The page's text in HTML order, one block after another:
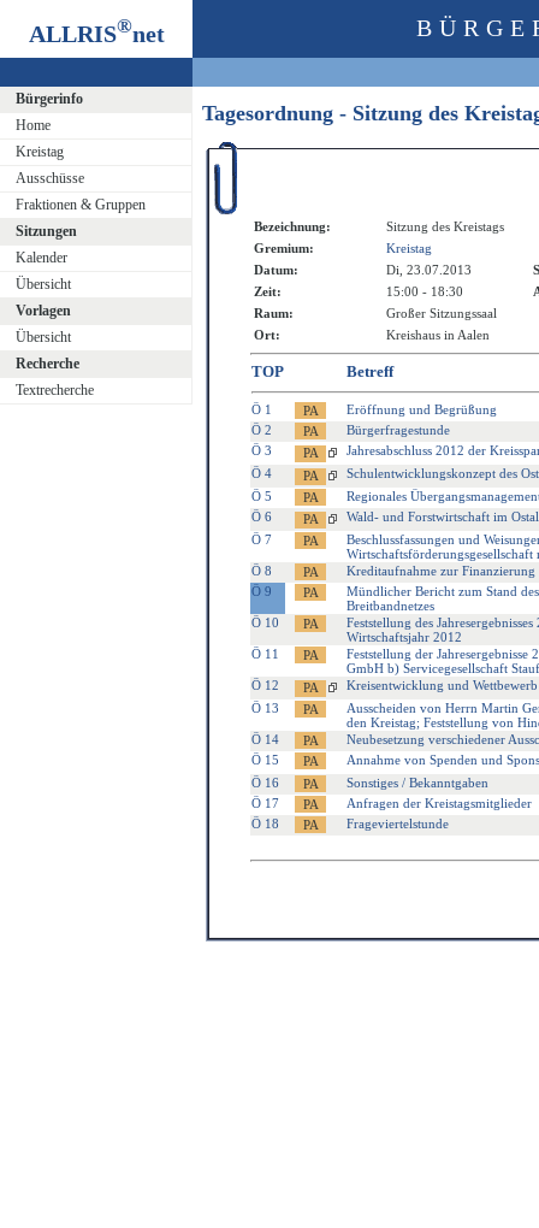
ALLRIS®net
Bürgerinfo
Home
Kreistag
Ausschüsse
Fraktionen & Gruppen
Sitzungen
Kalender
Übersicht
Vorlagen
Übersicht
Recherche
Textrecherche
Tagesordnung - Sitzung des
Bezeichnung:
Sitzung des Kreistags
Gremium:
Kreistag
Datum:
Di, 23.07.2013
Zeit:
15:00 - 18:30
Raum:
Großer Sitzungssaal
Ort:
Kreishaus in Aalen
TOP Betreff
Ö 1
Eröffnung und Begrüßung
Ö 2
Bürgerfragestunde
Ö 3
Jahresabschluss 2012 der
Ö 4
Schulentwicklungskonzept des
Ö 5
Regionales
Ö 6
Wald- und Forstwirtschaft im
Ö 7
Beschlussfassungen und
Ö 8
Kreditaufnahme zur
Ö 9
Mündlicher Bericht zum Stand
Breitbandnetzes
Ö 10
Feststellung des
Wirtschaftsjahr 2012
Ö 11
Feststellung der
GmbH b) Servicegesellschaft
Ö 12
Kreisentwicklung und
Ö 13
Ausscheiden von Herrn Martin
den Kreistag; Feststellung von
Ö 14
Neubesetzung verschiedener
Ö 15
Annahme von Spenden und
Ö 16
Sonstiges / Bekanntgaben
Ö 17
Anfragen der Kreistagsmitglieder
Ö 18
Frageviertelstunde